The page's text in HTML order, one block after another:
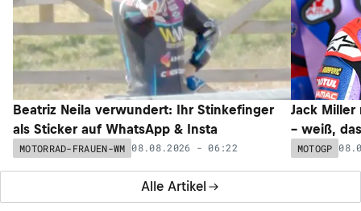
Alle Artikel
Beatriz Neila verwundert: Ihr Stinkefinger
als Sticker auf WhatsApp & Insta
MOTORRAD-FRAUEN-WM 08.08.2026 - 06:22
Jack
– weiß,
MOTOGP